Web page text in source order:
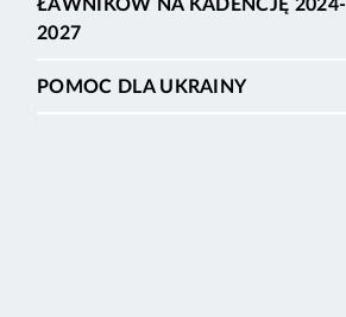
ŁAWNIKÓW NA KADENCJĘ 2024-
2027
POMOC DLA UKRAINY